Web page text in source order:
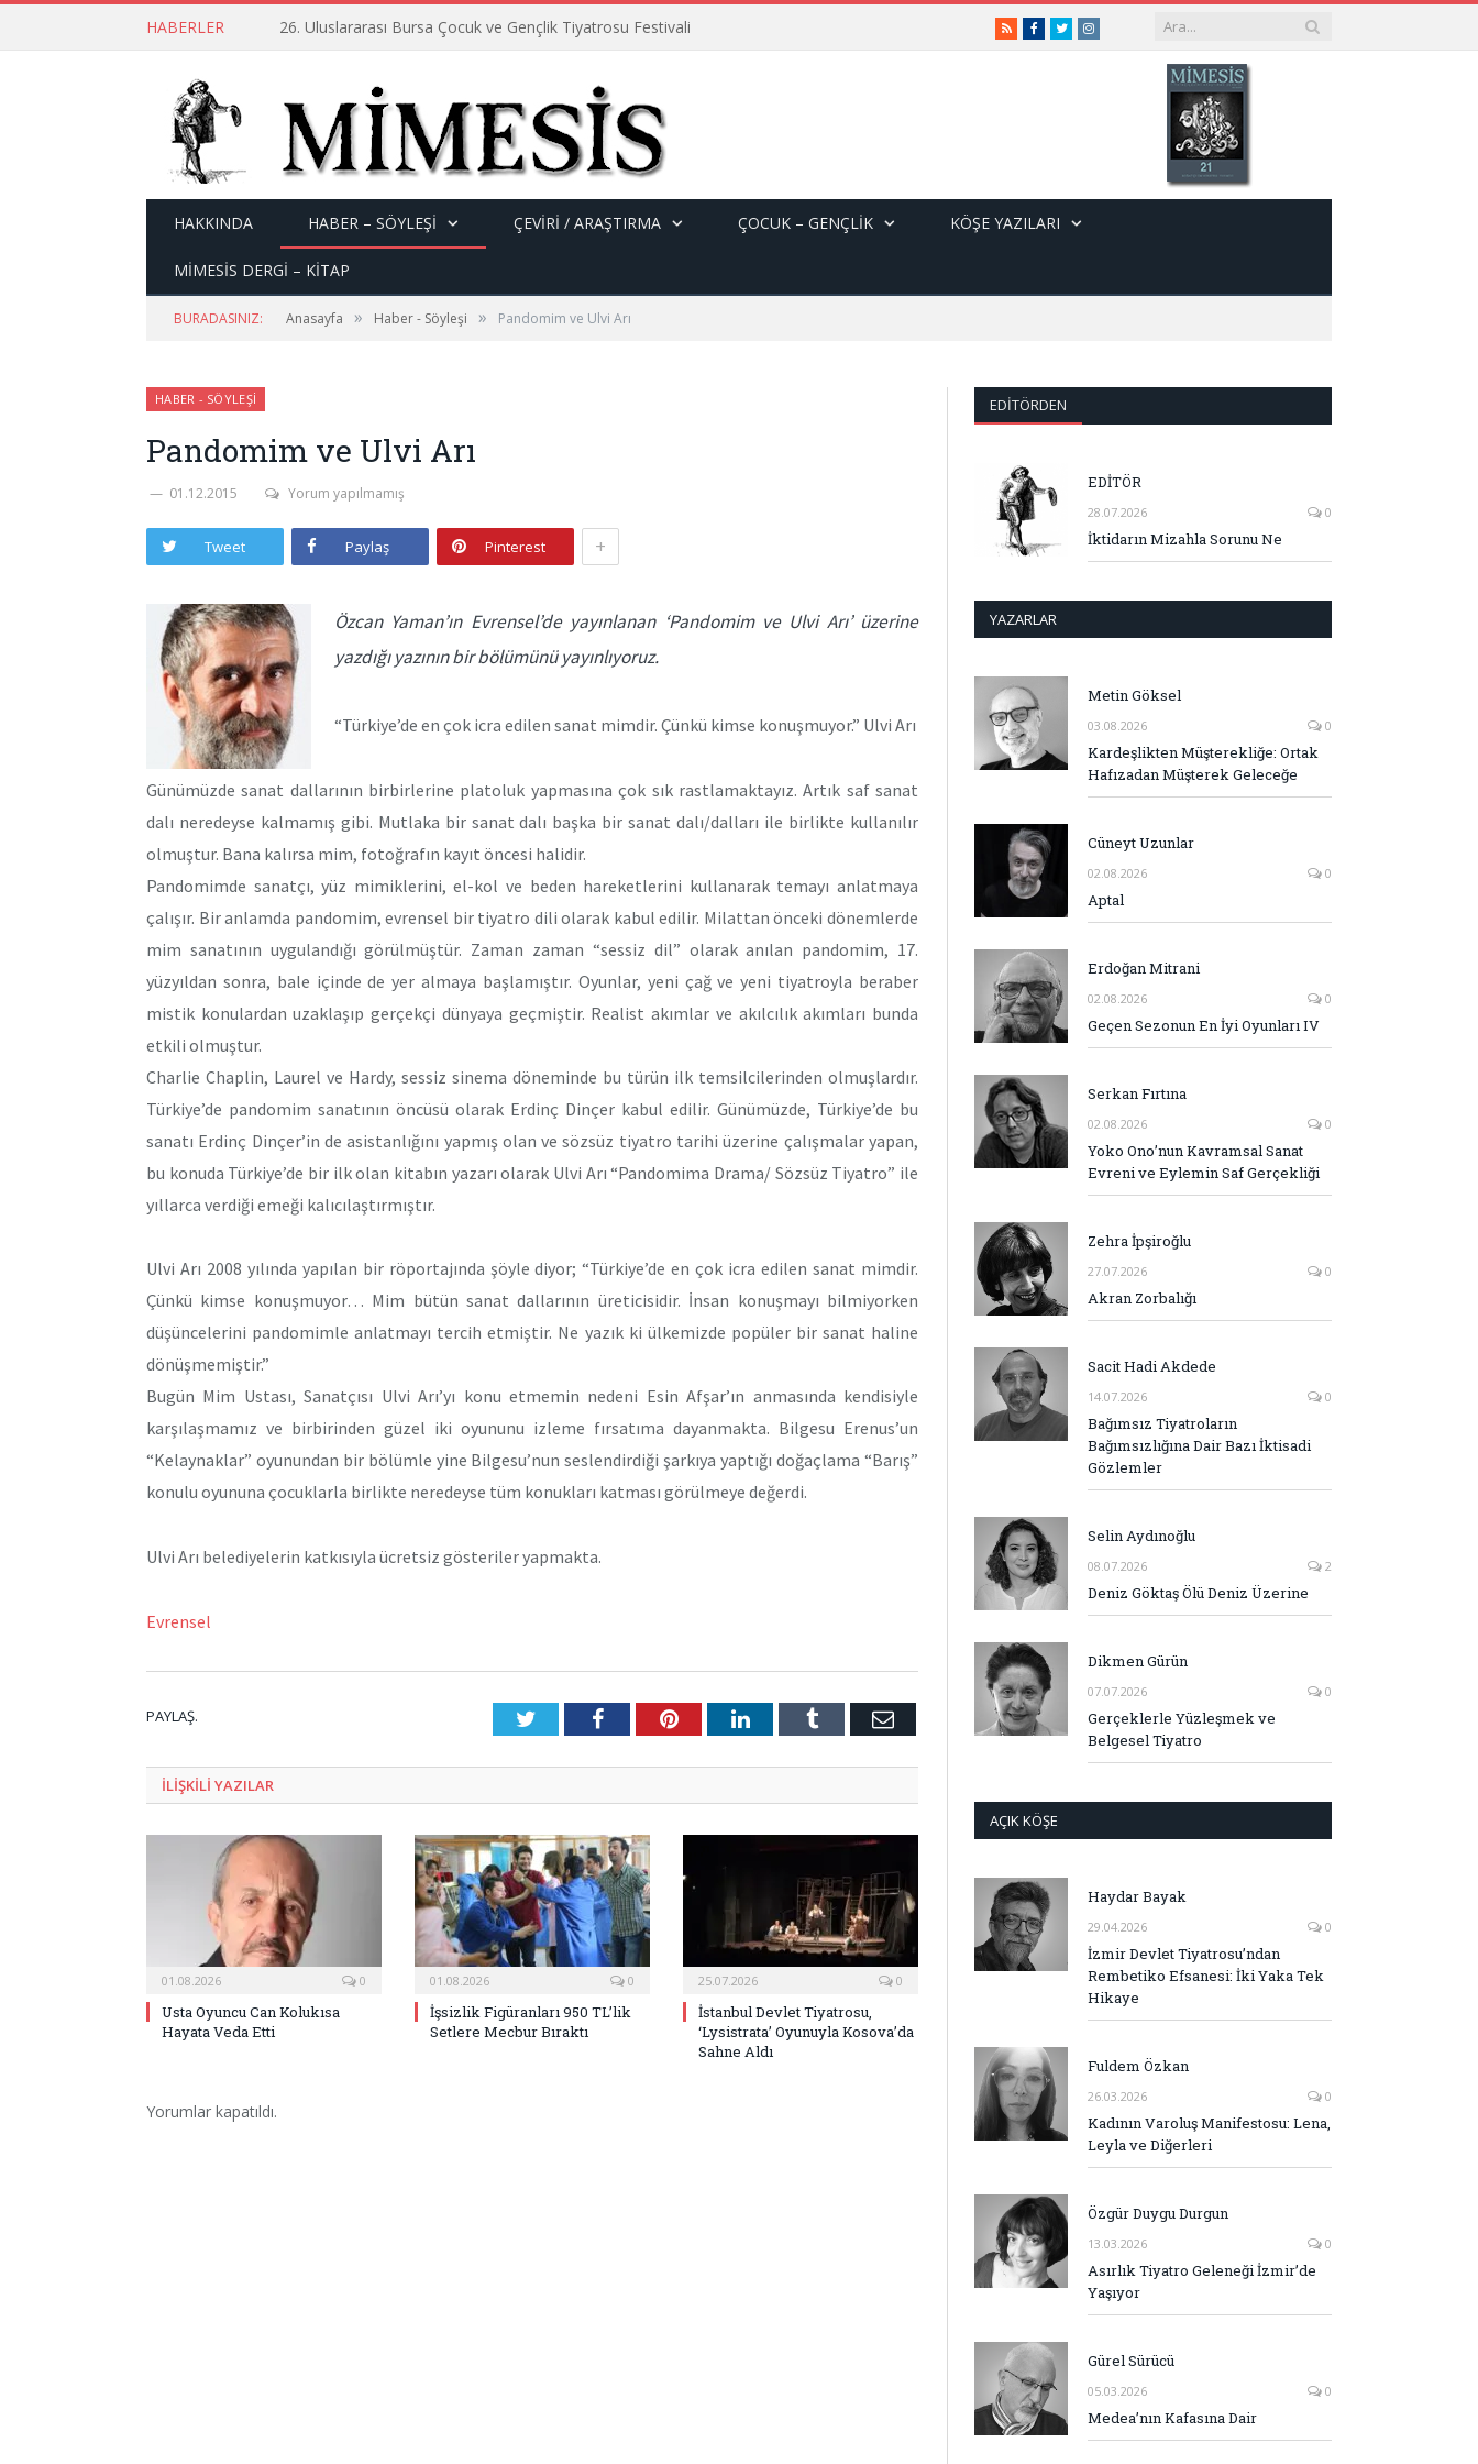
HABERLER 26. Uluslararası Bursa Çocuk ve Gençlik Tiyatrosu Festivali RSSFacebook
TwitterInstagram
HAKKINDA HABER – SÖYLEŞI ÇEVİRİ / ARAŞTIRMA ÇOCUK – GENÇLIK KÖŞE YAZILARI
MİMESİS DERGİ – KİTAP
BURADASINIZ: Anasayfa » Haber - Söyleşi » Pandomim ve Ulvi Arı
HABER - SÖYLEŞI
Pandomim ve Ulvi Arı
01.12.2015 Yorum yapılmamış
Tweet Paylaş Pinterest +
Özcan Yaman’ın Evrensel’de yayınlanan ‘Pandomim ve Ulvi Arı’ üzerine
yazdığı yazının bir bölümünü yayınlıyoruz.
“Türkiye’de en çok icra edilen sanat mimdir. Çünkü kimse konuşmuyor.” Ulvi Arı
Günümüzde sanat dallarının birbirlerine platoluk yapmasına çok sık rastlamaktayız. Artık saf sanat
dalı neredeyse kalmamış gibi. Mutlaka bir sanat dalı başka bir sanat dalı/dalları ile birlikte kullanılır
olmuştur. Bana kalırsa mim, fotoğrafın kayıt öncesi halidir.
Pandomimde sanatçı, yüz mimiklerini, el-kol ve beden hareketlerini kullanarak temayı anlatmaya
çalışır. Bir anlamda pandomim, evrensel bir tiyatro dili olarak kabul edilir. Milattan önceki dönemlerde
mim sanatının uygulandığı görülmüştür. Zaman zaman “sessiz dil” olarak anılan pandomim, 17.
yüzyıldan sonra, bale içinde de yer almaya başlamıştır. Oyunlar, yeni çağ ve yeni tiyatroyla beraber
mistik konulardan uzaklaşıp gerçekçi dünyaya geçmiştir. Realist akımlar ve akılcılık akımları bunda
etkili olmuştur.
Charlie Chaplin, Laurel ve Hardy, sessiz sinema döneminde bu türün ilk temsilcilerinden olmuşlardır.
Türkiye’de pandomim sanatının öncüsü olarak Erdinç Dinçer kabul edilir. Günümüzde, Türkiye’de bu
sanatı Erdinç Dinçer’in de asistanlığını yapmış olan ve sözsüz tiyatro tarihi üzerine çalışmalar yapan,
bu konuda Türkiye’de bir ilk olan kitabın yazarı olarak Ulvi Arı “Pandomima Drama/ Sözsüz Tiyatro” ile
yıllarca verdiği emeği kalıcılaştırmıştır.
Ulvi Arı 2008 yılında yapılan bir röportajında şöyle diyor; “Türkiye’de en çok icra edilen sanat mimdir.
Çünkü kimse konuşmuyor… Mim bütün sanat dallarının üreticisidir. İnsan konuşmayı bilmiyorken
düşüncelerini pandomimle anlatmayı tercih etmiştir. Ne yazık ki ülkemizde popüler bir sanat haline
dönüşmemiştir.”
Bugün Mim Ustası, Sanatçısı Ulvi Arı’yı konu etmemin nedeni Esin Afşar’ın anmasında kendisiyle
karşılaşmamız ve birbirinden güzel iki oyununu izleme fırsatıma dayanmakta. Bilgesu Erenus’un
“Kelaynaklar” oyunundan bir bölümle yine Bilgesu’nun seslendirdiği şarkıya yaptığı doğaçlama “Barış”
konulu oyununa çocuklarla birlikte neredeyse tüm konukları katması görülmeye değerdi.
Ulvi Arı belediyelerin katkısıyla ücretsiz gösteriler yapmakta.
Evrensel
PAYLAŞ. TwitterFacebookPinterestLinkedInTumblr E-
ILIŞKILI YAZILAR
01.08.2026 0
Usta Oyuncu Can Kolukısa
Hayata Veda Etti
01.08.2026 0
İşsizlik Figüranları 950 TL’lik
Setlere Mecbur Bıraktı
25.07.2026 0
İstanbul Devlet Tiyatrosu,
‘Lysistrata’ Oyunuyla Kosova’da
Sahne Aldı
Yorumlar kapatıldı.
EDITÖRDEN
EDİTÖR
28.07.2026 0
İktidarın Mizahla Sorunu Ne
YAZARLAR
Metin Göksel
03.08.2026 0
Kardeşlikten Müşterekliğe: Ortak
Hafızadan Müşterek Geleceğe
Cüneyt Uzunlar
02.08.2026 0
Aptal
Erdoğan Mitrani
02.08.2026 0
Geçen Sezonun En İyi Oyunları IV
Serkan Fırtına
02.08.2026 0
Yoko Ono’nun Kavramsal Sanat
Evreni ve Eylemin Saf Gerçekliği
Zehra İpşiroğlu
27.07.2026 0
Akran Zorbalığı
Sacit Hadi Akdede
14.07.2026 0
Bağımsız Tiyatroların
Bağımsızlığına Dair Bazı İktisadi
Gözlemler
Selin Aydınoğlu
08.07.2026 2
Deniz Göktaş Ölü Deniz Üzerine
Dikmen Gürün
07.07.2026 0
Gerçeklerle Yüzleşmek ve
Belgesel Tiyatro
AÇIK KÖŞE
Haydar Bayak
29.04.2026 0
İzmir Devlet Tiyatrosu’ndan
Rembetiko Efsanesi: İki Yaka Tek
Hikaye
Fuldem Özkan
26.03.2026 0
Kadının Varoluş Manifestosu: Lena,
Leyla ve Diğerleri
Özgür Duygu Durgun
13.03.2026 0
Asırlık Tiyatro Geleneği İzmir’de
Yaşıyor
Gürel Sürücü
05.03.2026 0
Medea’nın Kafasına Dair